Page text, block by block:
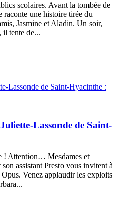
scolaires. Avant la tombée de
raconte une histoire tirée du
Jasmine et Aladin. Un soir,
il tente de...
Lassonde de Saint-
! Attention… Mesdames et
assistant Presto vous invitent à
Venez applaudir les exploits